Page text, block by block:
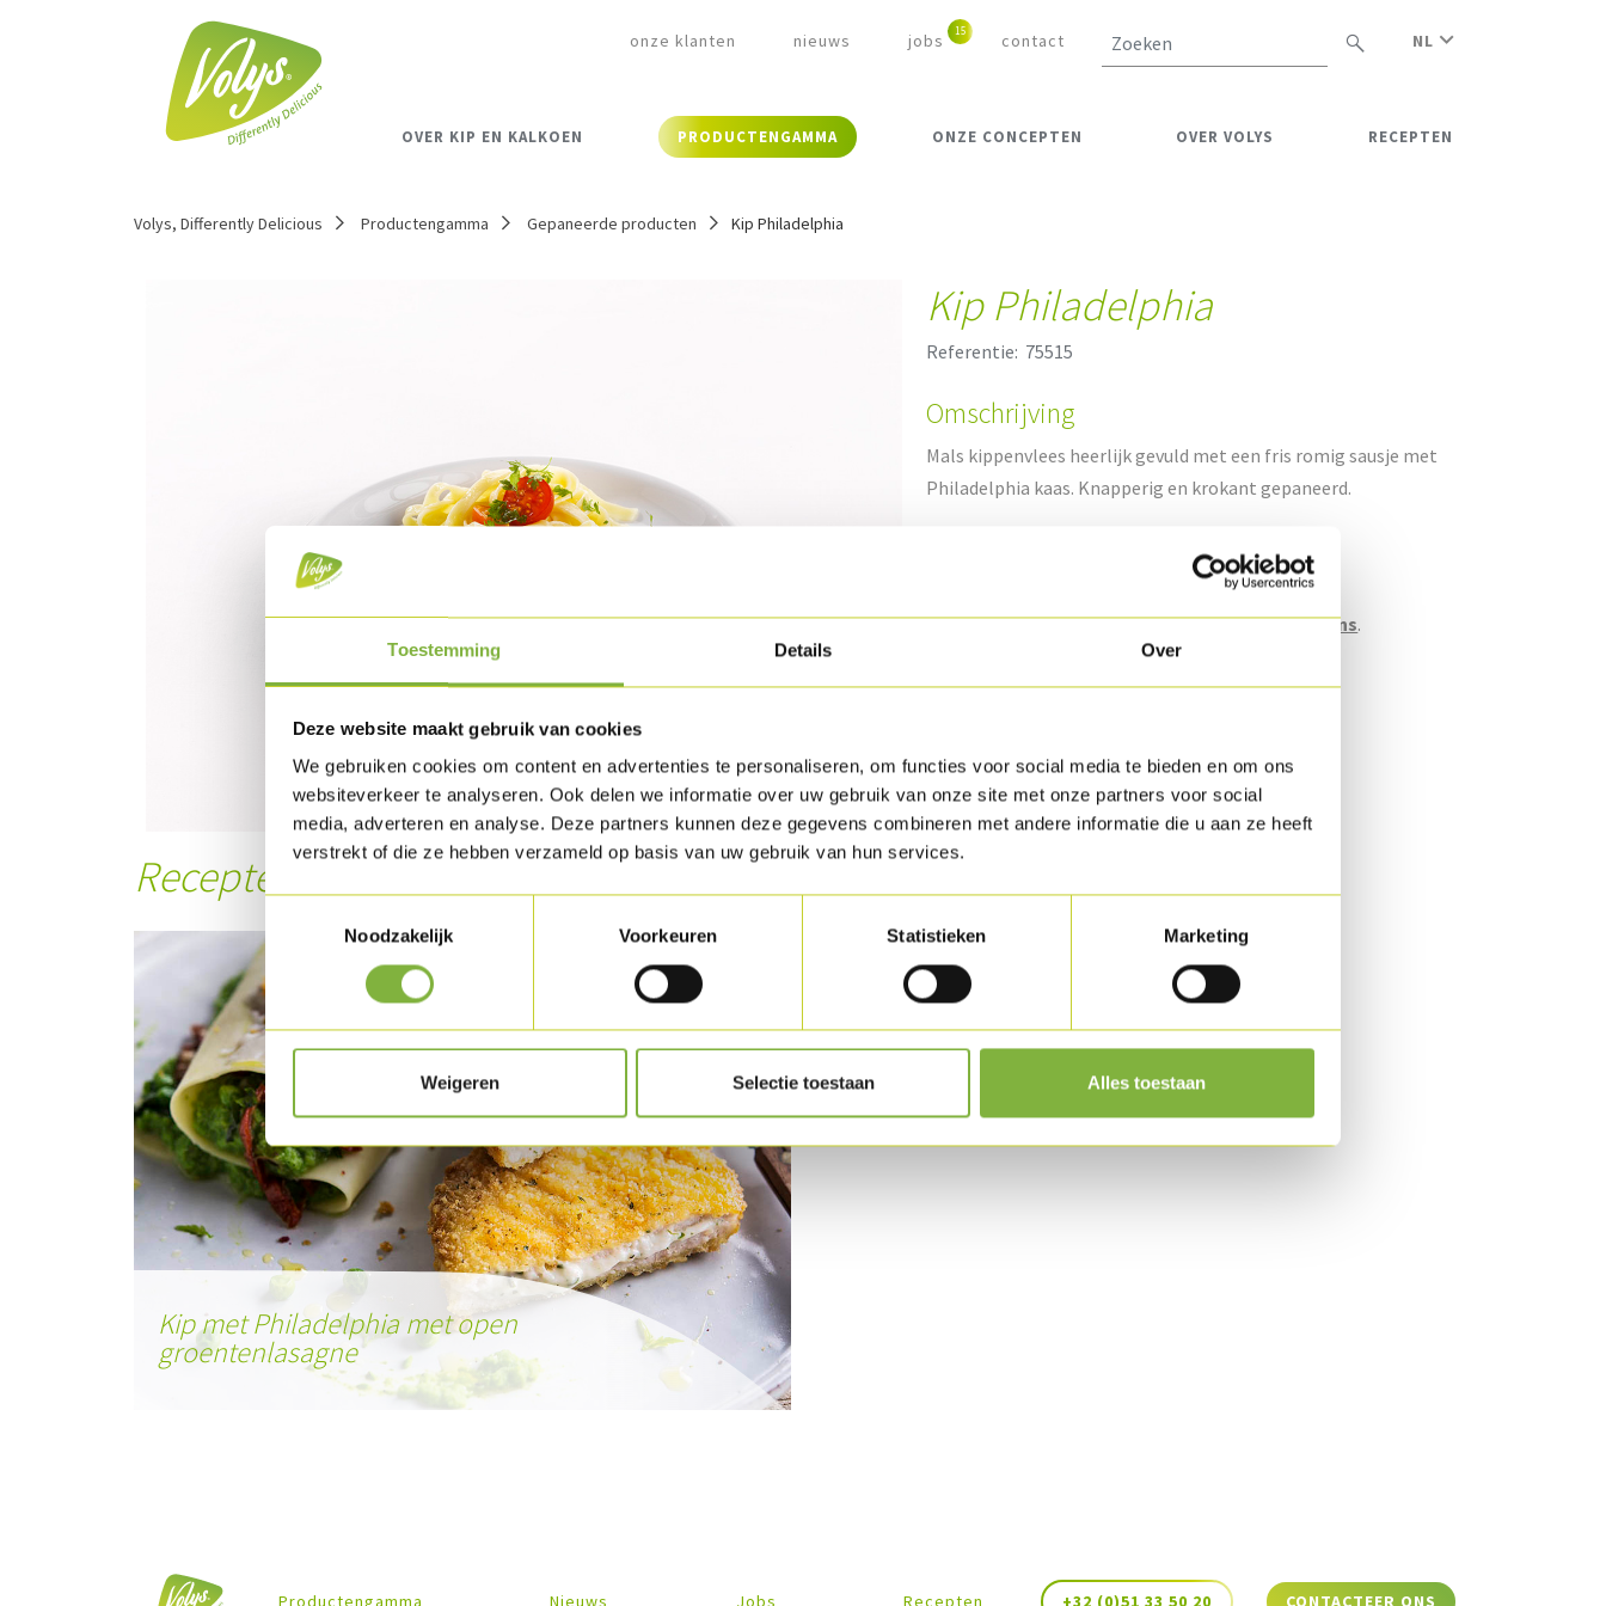
Toestemming Details Over
Deze website maakt gebruik van cookies
We gebruiken cookies om content en advertenties te personaliseren, om functies voor social media te bieden en om ons
websiteverkeer te analyseren. Ook delen we informatie over uw gebruik van onze site met onze partners voor social
media, adverteren en analyse. Deze partners kunnen deze gegevens combineren met andere informatie die u aan ze heeft
verstrekt of die ze hebben verzameld op basis van uw gebruik van hun services.
Noodzakelijk
Voorkeuren Statistieken Marketing
Weigeren Selectie toestaan Alles toestaan
onze klanten nieuws jobs contact NL
OVER KIP EN KALKOEN PRODUCTENGAMMA ONZE CONCEPTEN OVER VOLYS RECEPTEN
Volys, Differently Delicious Productengamma Gepaneerde producten Kip Philadelphia
Kip Philadelphia
Referentie: 75515
Omschrijving
Mals kippenvlees heerlijk gevuld met een fris romig sausje met
Philadelphia kaas. Knapperig en krokant gepaneerd.
Verkrijgbaar in grootverpakking (bulk).
Specifieke wensen naar verpakking?Contacteer ons.
Houdbaarheid
Andere optiesop aanvraag.
Recepten met dit product
Kip met Philadelphia met open
groentenlasagne
Productengamma Nieuws Jobs Recepten +32 (0)51 33 50 20 CONTACTEER ONS